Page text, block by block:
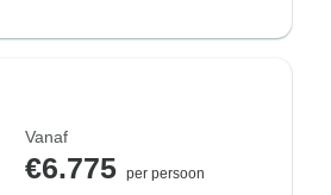
Vanaf
€6.775 per persoon